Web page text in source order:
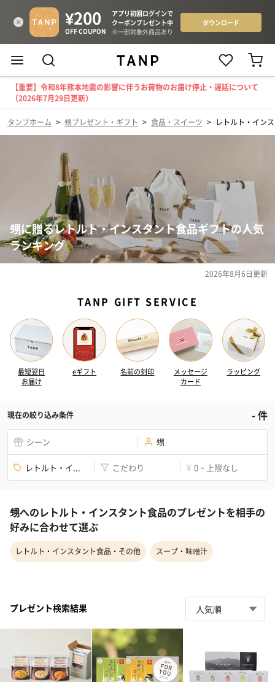
【重要】令和8年熊本地震の影響に伴うお荷物のお届け停止・遅延について
（2026年7月29日更新）
タンプホーム > 甥プレゼント・ギフト > 食品・スイーツ > レトルト・イン
甥に贈るレトルト・インスタント食品ギフトの人気
ランキング
2026年8月6日更新
TANP GIFT SERVICE
最短翌日
お届け
eギフト 名前の刻印
メッセージ
カード
ラッピング
現在の絞り込み条件 -件
シーン 甥
レトルト・イ... こだわり ¥ 0 ~ 上限なし
甥へのレトルト・インスタント食品のプレゼントを相手の
好みに合わせて選ぶ
レトルト・インスタント食品・その他 スープ・味噌汁
プレゼント検索結果